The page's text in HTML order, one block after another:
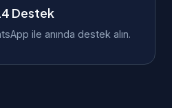
Destek
ile anında destek alın.